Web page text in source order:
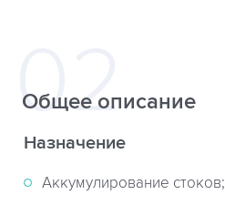
Общее описание
Назначение
Аккумулирование стоков;